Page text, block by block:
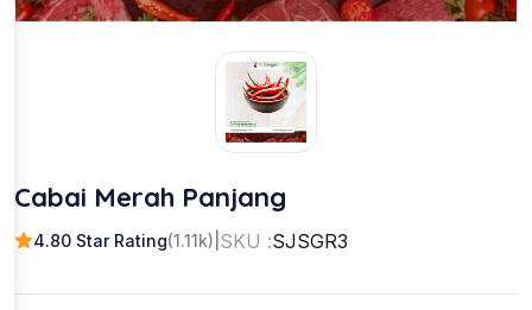
Cabai Merah Panjang
4.80 Star Rating(1.11k) SKU :SJSGR3